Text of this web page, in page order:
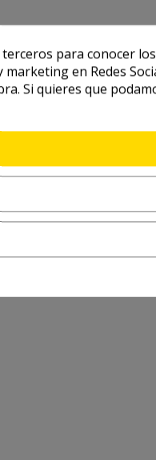
para conocer
marketing en Redes
Si quieres que